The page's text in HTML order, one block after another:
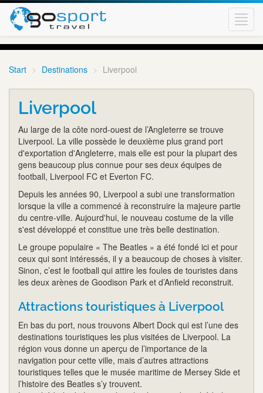
Start Destinations Liverpool
Liverpool
Au large de la côte nord-ouest de l’Angleterre se trouve
Liverpool. La ville possède le deuxième plus grand port
d'exportation d'Angleterre, mais elle est pour la plupart des
gens beaucoup plus connue pour ses deux équipes de
football, Liverpool FC et Everton FC.
Depuis les années 90, Liverpool a subi une transformation
lorsque la ville a commencé à reconstruire la majeure partie
du centre-ville. Aujourd'hui, le nouveau costume de la ville
s'est développé et constitue une très belle destination.
Le groupe populaire « The Beatles » a été fondé ici et pour
ceux qui sont intéressés, il y a beaucoup de choses à visiter.
Sinon, c’est le football qui attire les foules de touristes dans
les deux arènes de Goodison Park et d’Anfield reconstruit.
Attractions touristiques à Liverpool
En bas du port, nous trouvons Albert Dock qui est l’une des
destinations touristiques les plus visitées de Liverpool. La
région vous donne un aperçu de l’importance de la
navigation pour cette ville, mais d’autres attractions
touristiques telles que le musée maritime de Mersey Side et
l’histoire des Beatles s’y trouvent.